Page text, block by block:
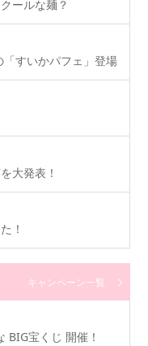
ールな麺？
すいかパフェ」登場
大発表！
！
キャンペーン一覧
BIG宝くじ 開催！